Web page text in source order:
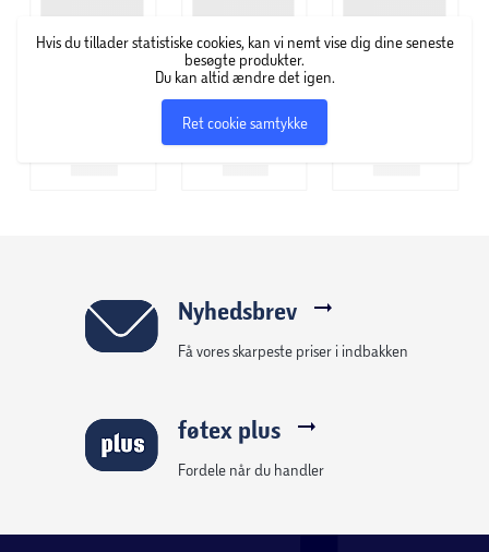
Hvis du tillader statistiske cookies, kan vi nemt vise dig dine seneste
besøgte produkter.
Du kan altid ændre det igen.
Ret cookie samtykke
Nyhedsbrev
Få vores skarpeste priser i indbakken
føtex plus
Fordele når du handler